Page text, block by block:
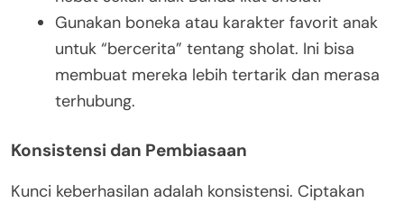
Gunakan boneka atau karakter favorit anak
untuk “bercerita” tentang sholat. Ini bisa
membuat mereka lebih tertarik dan merasa
terhubung.
Konsistensi dan Pembiasaan
Kunci keberhasilan adalah konsistensi. Ciptakan